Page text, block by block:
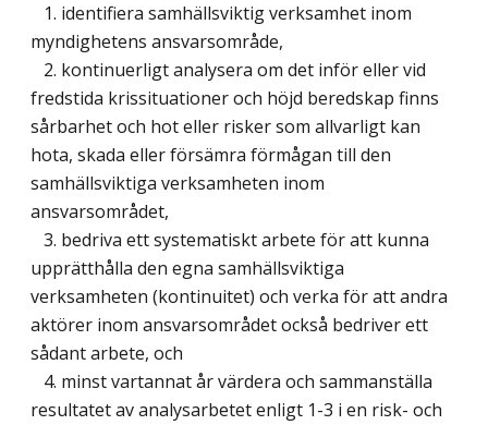
1. identifiera samhällsviktig verksamhet inom
myndighetens ansvarsområde,
2. kontinuerligt analysera om det inför eller vid
fredstida krissituationer och höjd beredskap finns
sårbarhet och hot eller risker som allvarligt kan
hota, skada eller försämra förmågan till den
samhällsviktiga verksamheten inom
ansvarsområdet,
3. bedriva ett systematiskt arbete för att kunna
upprätthålla den egna samhällsviktiga
verksamheten (kontinuitet) och verka för att andra
aktörer inom ansvarsområdet också bedriver ett
sådant arbete, och
4. minst vartannat år värdera och sammanställa
resultatet av analysarbetet enligt 1-3 i en risk- och